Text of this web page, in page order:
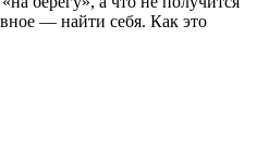
— найти себя. Как это